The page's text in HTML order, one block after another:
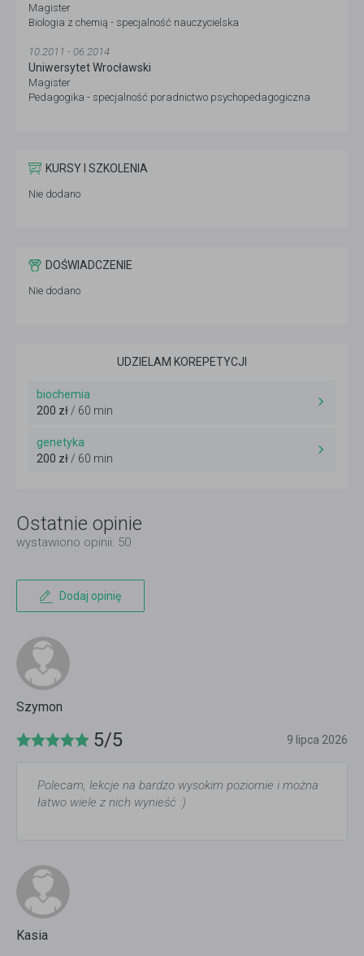
Magister
Biologia z chemią - specjalność nauczycielska
10.2011 - 06.2014
Uniwersytet Wrocławski
Magister
Pedagogika - specjalność poradnictwo psychopedagogiczna
KURSY I SZKOLENIA
Nie dodano
DOŚWIADCZENIE
Nie dodano
UDZIELAM KOREPETYCJI
biochemia
200 zł/ 60 min
genetyka
200 zł/ 60 min
Ostatnie opinie
wystawiono opinii: 50
Dodaj opinię
Szymon
5/5 9 lipca 2026
Polecam, lekcje na bardzo wysokim poziomie i można
łatwo wiele z nich wynieść :)
Kasia